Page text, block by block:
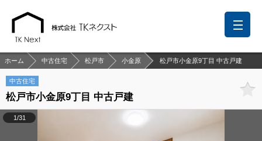
ホーム 中古住宅 松戸市 小金原 松戸市小金原9丁目 中古戸建
中古住宅
松戸市小金原9丁目 中古戸建
1/31
前回の履歴 検討リスト
中国語での対応も可能です